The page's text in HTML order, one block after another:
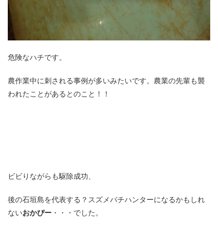
危険なハチです。
農作業中に刺される事例が多いみたいです。農業の先輩も襲
われたことがあるとのこと！！
ビビりながらも駆除成功、
後の石垣島を代表する？スズメバチハンターになるかもしれ
ないおかぴー ・・・でした。